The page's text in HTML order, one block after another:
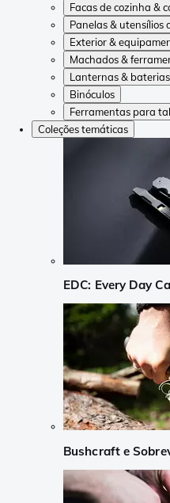
Facas de cozinha &
Panelas & utensílios
Exterior &
Machados &
Lanternas & baterias
Binóculos
Ferramentas para
Coleções temáticas
EDC: Every Day
Bushcraft e